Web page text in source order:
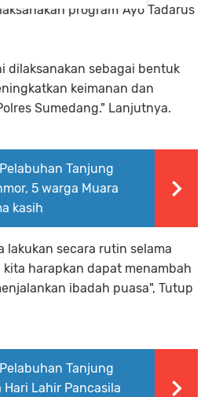
program"Ayo Tadarus
dilaksanakan sebagai bentuk
keimanan dan
Sumedang." Lanjutnya.
Tanjung
5 warga Muara
kasih
lakukan secara rutin selama
kita harapkan dapat menambah
ibadah puasa", Tutup
Tanjung
Hari Lahir Pancasila